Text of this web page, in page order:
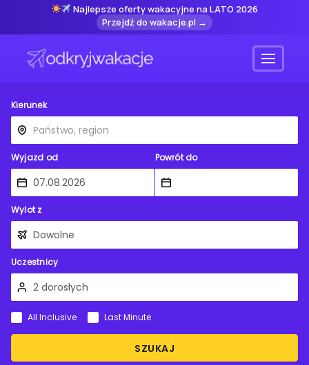
Najlepsze oferty wakacyjne na LATO 2026
Przejdź do wakacje.pl →
Menu
Kierunek
Wyjazd od Powrót do
Wylot z
Uczestnicy
SZUKAJ
All Inclusive Last Minute